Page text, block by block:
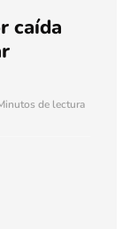
caída
de lectura